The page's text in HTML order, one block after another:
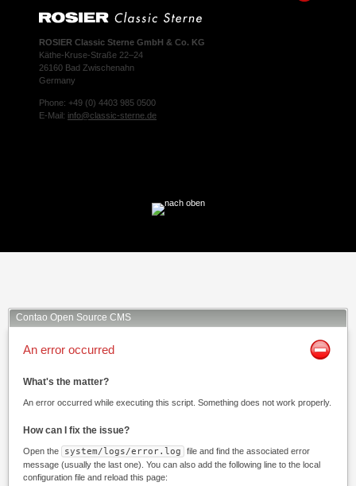
ROSIER Classic Sterne GmbH & Co. KG
Käthe-Kruse-Straße 22–24
26160 Bad Zwischenahn
Germany
Phone: +49 (0) 4403 985 0500
E-Mail: info@classic-sterne.de
Contao Open Source CMS
An error occurred
What's the matter?
An error occurred while executing this script. Something does not work properly.
How can I fix the issue?
Open the system/logs/error.log
file and find the associated error
message (usually the last one). You can also add the following line to the local
configuration file and reload this page: